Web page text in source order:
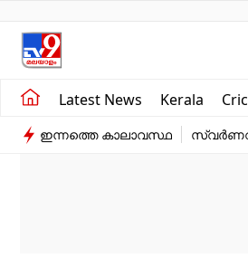
Latest News Kerala
Kerala
Indiaഇന്നത്തെ കാലാവസ്ഥ